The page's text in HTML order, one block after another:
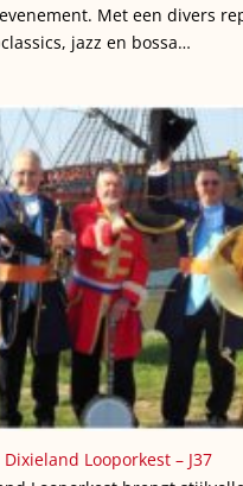
Met een divers
jazz en bossa…
Looporkest – J37